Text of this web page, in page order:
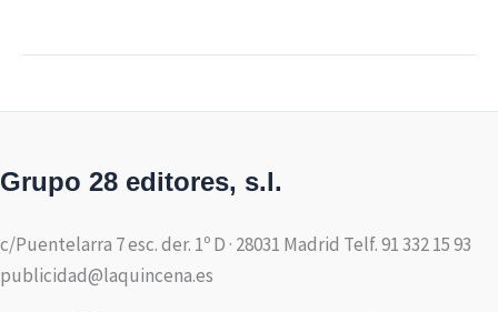
Grupo 28 editores, s.l.
c/Puentelarra 7 esc. der. 1º D · 28031 Madrid Telf. 91 332 15 93
publicidad@laquincena.es